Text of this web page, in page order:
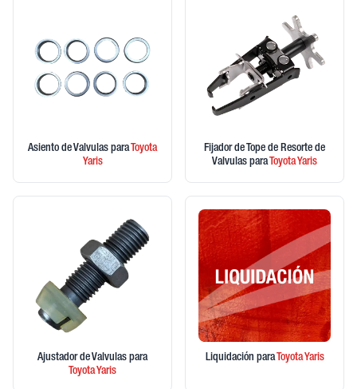
Asiento de Valvulas para Toyota
Yaris
Fijador de Tope de Resorte de
Valvulas para ToyotaYaris
Ajustador de Valvulas para
ToyotaYaris
Liquidación para ToyotaYaris